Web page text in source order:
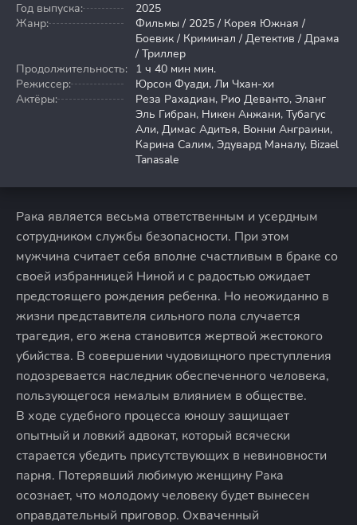
Год выпуска:
2025
Жанр:
Фильмы / 2025 / Корея Южная /
Боевик / Криминал / Детектив / Драма
/ Триллер
Продолжительность: 1 ч 40 мин мин.
Режиссер:
Юрсон Фуади, Ли Чхан-хи
Актёры:
Реза Рахадиан, Рио Деванто, Эланг
Эль Гибран, Никен Анжани, Тубагус
Али, Димас Адитья, Вонни Анграини,
Карина Салим, Эдувард Маналу, Bizael
Tanasale
Рака является весьма ответственным и усердным
сотрудником службы безопасности. При этом
мужчина считает себя вполне счастливым в браке со
своей избранницей Ниной и с радостью ожидает
предстоящего рождения ребенка. Но неожиданно в
жизни представителя сильного пола случается
трагедия, его жена становится жертвой жестокого
убийства. В совершении чудовищного преступления
подозревается наследник обеспеченного человека,
пользующегося немалым влиянием в обществе.
В ходе судебного процесса юношу защищает
опытный и ловкий адвокат, который всячески
старается убедить присутствующих в невиновности
парня. Потерявший любимую женщину Рака
осознает, что молодому человеку будет вынесен
оправдательный приговор. Охваченный